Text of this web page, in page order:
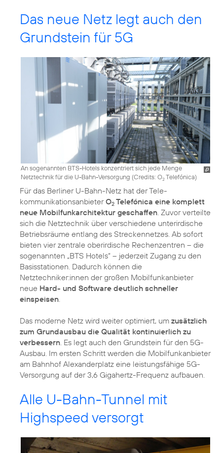
Das neue Netz legt auch den
Grundstein für 5G
An sogenannten BTS-Hotels konzentriert sich jede Menge
Netztechnik für die U-Bahn-Versorgung (Credits: O2Telefónica)
Für das Berliner U-Bahn-Netz hat der Tele­
kommunikations­anbieterO2 Telefónica eine komplett
neue Mobilfunkarchitektur geschaffen. Zuvor verteilte
sich die Netztechnik über verschiedene unterirdische
Betriebsräume entlang des Streckennetzes. Ab sofort
bieten vier zentrale oberirdische Rechenzentren – die
sogenannten „BTS Hotels“ – jederzeit Zugang zu den
Basisstationen. Dadurch können die
Netztechniker:innen der großen Mobilfunkanbieter
neue Hard- und Software deutlich schneller
einspeisen.
Das moderne Netz wird weiter optimiert, um zusätzlich
zum Grundausbau die Qualität kontinuierlich zu
verbessern. Es legt auch den Grundstein für den 5G-
Ausbau. Im ersten Schritt werden die Mobilfunkanbieter
am Bahnhof Alexanderplatz eine leistungsfähige 5G-
Versorgung auf der 3,6 Gigahertz-Frequenz aufbauen.
Alle U-Bahn-Tunnel mit
Highspeed versorgt